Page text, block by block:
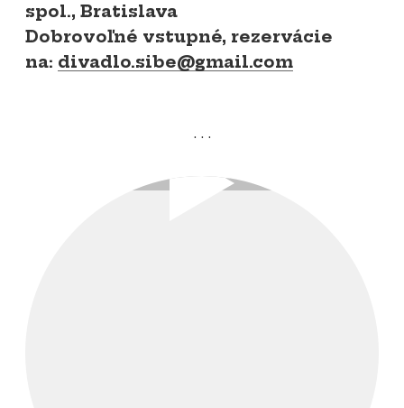
spol., Bratislava
Dobrovoľné vstupné, rezervácie
na: divadlo.sibe@gmail.com